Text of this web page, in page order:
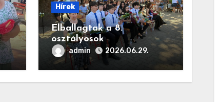
Hírek
Elballagtak a 8.
osztályosok
admin 2026.06.29.